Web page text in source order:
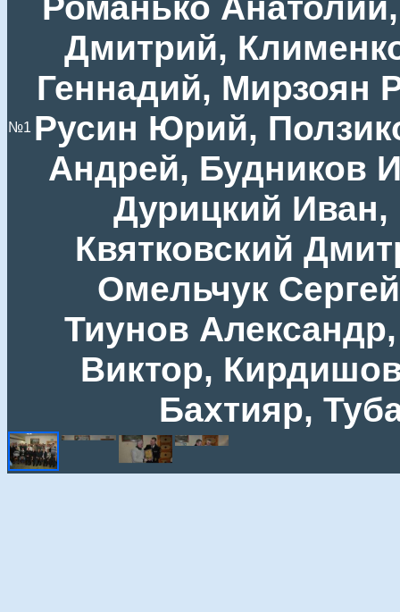
№1
Дмитрий,
Геннадий, Мирзоян
Русин Юрий,
Андрей, Будников
Дурицкий
Квятковский
Омельчук
Тиунов
Виктор,
Бахтияр,